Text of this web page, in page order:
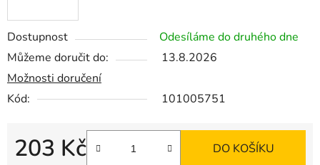
Dostupnost
Odesíláme do druhého dne
Můžeme doručit do:
13.8.2026
Možnosti doručení
Kód:
101005751
203 Kč DO KOŠÍKU